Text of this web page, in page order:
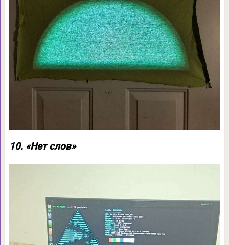
10. «Нет слов»